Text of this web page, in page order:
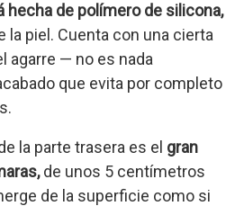
hecha de polímero de silicona,
la piel. Cuenta con una cierta
agarre — no es nada
que evita por completo
la parte trasera es el gran
de unos 5 centímetros
de la superficie como si